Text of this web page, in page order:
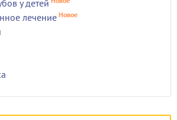
у детей
лечение Новое